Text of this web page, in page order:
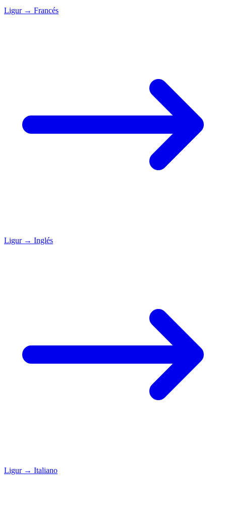
Ligur → Francés
Ligur → Inglés
Ligur → Italiano